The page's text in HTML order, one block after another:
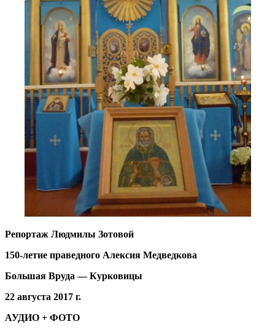
Репортаж Людмилы Зотовой
150-летие праведного Алексия Медведкова
Большая Вруда — Курковицы
22 августа 2017 г.
АУДИО + ФОТО